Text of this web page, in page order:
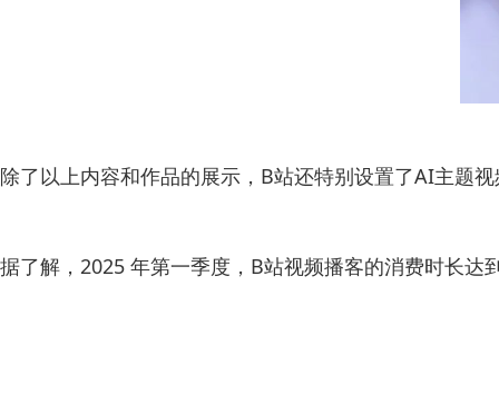
除了以上内容和作品的展示，B站还特别设置了AI主题
据了解，2025 年第一季度，B站视频播客的消费时长达